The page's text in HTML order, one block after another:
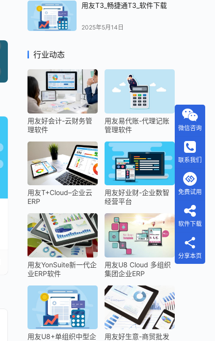
用友T3_畅捷通T3_软件下载
2025年5月14日
行业动态
用友好会计-云财务管
理软件
用友易代账-代理记账
管理软件
用友T+Cloud–企业云
ERP
用友好业财-企业数智
经营平台
用友YonSuite新一代企
业ERP软件
用友U8 Cloud 多组织
集团企业ERP
用友U8+单组织中型企
用友好生意-商贸批发
微信咨询
联系我们
免费试用
软件下载
分享本页